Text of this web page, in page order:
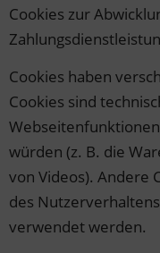
Cookies zur
Cookies haben
Cookies sind
würden (z. B. die
von Videos). Andere
des
verwendet werden.